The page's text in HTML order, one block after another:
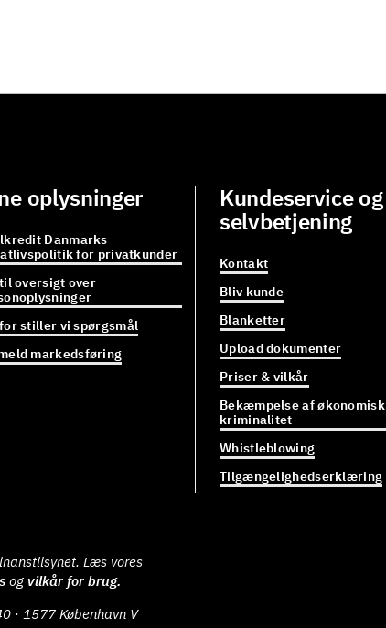
oplysninger
Danmarks
for privatkunder
oversigt over
stiller vi spørgsmål
markedsføring
Kundeservice og
selvbetjening
Kontakt
Bliv kunde
Blanketter
Upload dokumenter
Priser & vilkår
Bekæmpelse af økonomisk
kriminalitet
Whistleblowing
Tilgængelighedserklæring
Læs vores
og vilkår for brug.
· 1577 København V